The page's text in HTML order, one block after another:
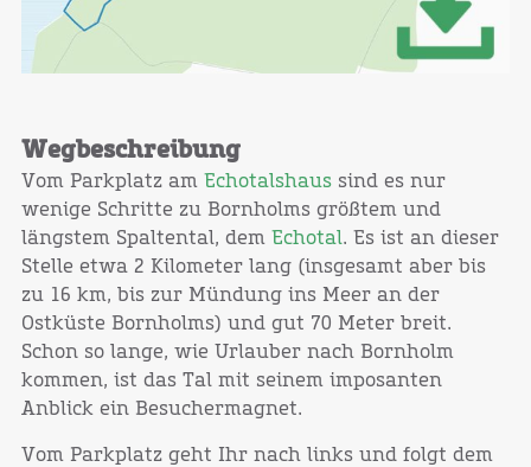
Wegbeschreibung
Vom Parkplatz am Echotalshaussind es nur
wenige Schritte zu Bornholms größtem und
längstem Spaltental, dem Echotal. Es ist an dieser
Stelle etwa 2 Kilometer lang (insgesamt aber bis
zu 16 km, bis zur Mündung ins Meer an der
Ostküste Bornholms) und gut 70 Meter breit.
Schon so lange, wie Urlauber nach Bornholm
kommen, ist das Tal mit seinem imposanten
Anblick ein Besuchermagnet.
Vom Parkplatz geht Ihr nach links und folgt dem